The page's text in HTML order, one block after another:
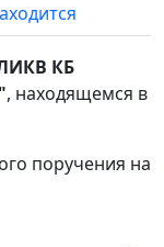
КБ
, находящемся в
поручения на